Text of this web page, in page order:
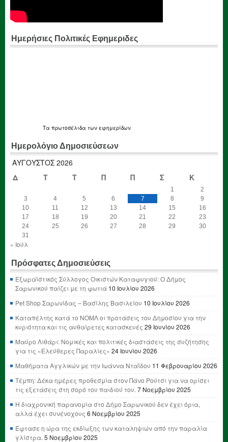
Ημερήσιες Πολιτικές Εφημεριδες
Τα πρωτοσέλιδα των εφημερίδων
Ημερολόγιο Δημοσιεύσεων
ΑΎΓΟΥΣΤΟΣ 2026
Δ
Τ Τ Π Π Σ Κ
1
2
3
4 5 6 7 8
9
10
11 12 13 14 15
16
17
18 19 20 21 22
23
24
25 26 27 28 29
30
31
« Ιούλ
Πρόσφατες Δημοσιεύσεις
Εξωραϊστικός Σύλλογος Οικιστών Καταφυγιού: Ο Δήμος
Σαρωνικού παίζει με τη φωτιά 10 Ιουλίου 2026
Pet Shop Σαρωνίδας – Βασίλης Βασιλείου 10 Ιουλίου 2026
Καταπέλτης κατά το ΝΟΜΛ οι προτάσεις του Δημοσίου για την
κυριότητα και τις αυθαίρετες κατασκευές 29 Ιουνίου 2026
Μαύρο Λιθάρι: Νομικές και πολιτικές διαστάσεις της συζήτησης
για τις «Ελεύθερες Παραλίες» 24 Ιουνίου 2026
Μαθήματα Αγγλικών με την Ιωάννα Νταΐδου 11 Φεβρουαρίου 2026
Τέμπη: Δέκα ημέρες προθεσμία στον Πάνο Ρούτσι για να ορίσει
τις εξετάσεις στη σορό του παιδιού του. 7 Νοεμβρίου 2025
Η διαχρονική παρανομία στο Δήμο Σαρωνικού δεν έχει όρια,
αλλά έχει συνένοχους 6 Νοεμβρίου 2025
Έφτασε η ώρα της εκδίωξης των καταληψιών από την παραλία
γλίστρα. 5 Νοεμβρίου 2025